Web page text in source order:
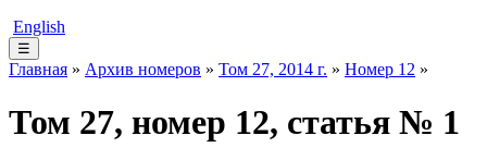
English
☰
Главная » Архив номеров » Том 27, 2014 г. » Номер 12 »
Том 27, номер 12, статья № 1